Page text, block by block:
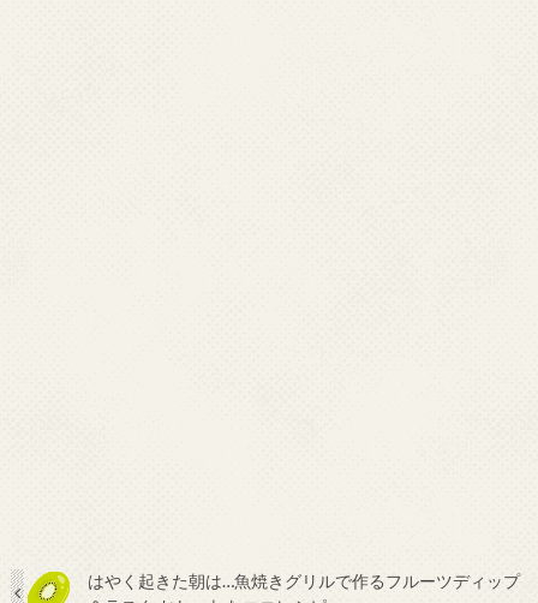
はやく起きた朝は…魚焼きグリルで作るフルーツディップ